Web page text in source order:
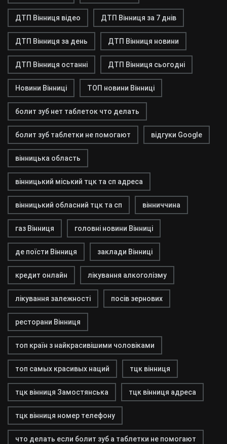
ДТП Вінниця відео ДТП Вінниця за 7 днів
ДТП Вінниця за день ДТП Вінниця новини
ДТП Вінниця останні ДТП Вінниця сьогодні
Новини Вінниці ТОП новини Вінниці
болит зуб нет таблеток что делать
болит зуб таблетки не помогают відгуки Google
вінницька область
вінницький міський тцк та сп адреса
вінницький обласний тцк та сп вінниччина
газ Вінниця головні новини Вінниці
де поїсти Вінниця заклади Вінниці
кредит онлайн лікування алкоголізму
лікування залежності посів зернових
ресторани Вінниця
топ країн з найкрасивішими чоловіками
топ самых красивых наций тцк вінниця
тцк вінниця Замостянська тцк вінниця адреса
тцк вінниця номер телефону
что делать если болит зуб а таблетки не помогают